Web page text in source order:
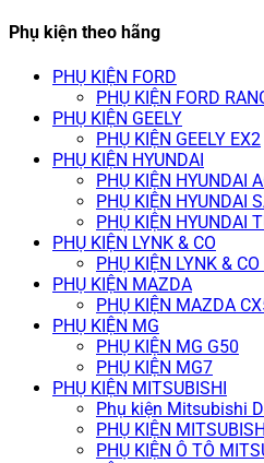
Phụ kiện theo hãng
PHỤ KIỆN FORD
PHỤ KIỆN FORD
PHỤ KIỆN GEELY
PHỤ KIỆN GEELY EX2
PHỤ KIỆN HYUNDAI
PHỤ KIỆN HYUNDAI
PHỤ KIỆN HYUNDAI
PHỤ KIỆN HYUNDAI
PHỤ KIỆN LYNK & CO
PHỤ KIỆN LYNK &
PHỤ KIỆN MAZDA
PHỤ KIỆN MAZDA
PHỤ KIỆN MG
PHỤ KIỆN MG G50
PHỤ KIỆN MG7
PHỤ KIỆN MITSUBISHI
Phụ kiện Mitsubishi
PHỤ KIỆN
PHỤ KIỆN Ô TÔ